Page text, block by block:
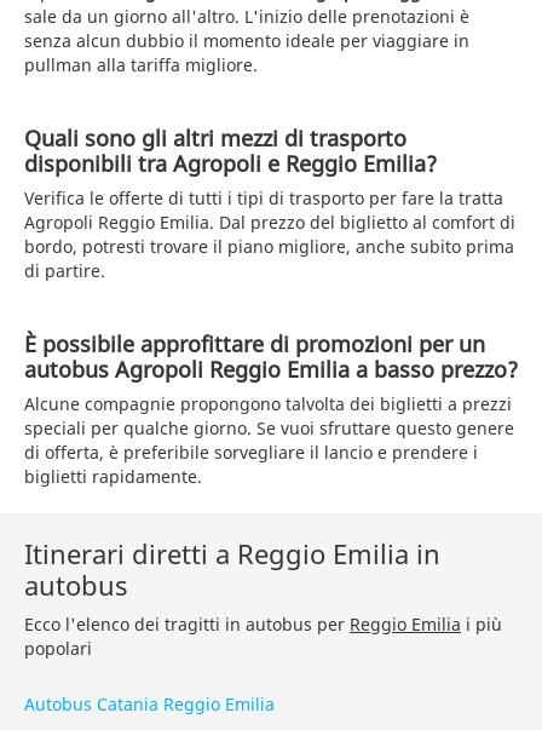
sale da un giorno all'altro. L'inizio delle prenotazioni è
senza alcun dubbio il momento ideale per viaggiare in
pullman alla tariffa migliore.
Quali sono gli altri mezzi di trasporto
disponibili tra Agropoli e Reggio Emilia?
Verifica le offerte di tutti i tipi di trasporto per fare la tratta
Agropoli Reggio Emilia. Dal prezzo del biglietto al comfort di
bordo, potresti trovare il piano migliore, anche subito prima
di partire.
È possibile approfittare di promozioni per un
autobus Agropoli Reggio Emilia a basso prezzo?
Alcune compagnie propongono talvolta dei biglietti a prezzi
speciali per qualche giorno. Se vuoi sfruttare questo genere
di offerta, è preferibile sorvegliare il lancio e prendere i
biglietti rapidamente.
Itinerari diretti a Reggio Emilia in
autobus
Ecco l'elenco dei tragitti in autobus per Reggio Emilia i più
popolari
Autobus Catania Reggio Emilia